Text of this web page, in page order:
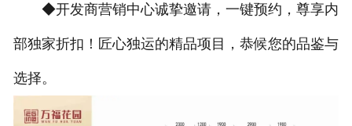
◆开发商营销中心诚挚邀请，一键预约，尊享内
部独家折扣！匠心独运的精品项目，恭候您的品鉴与
选择。